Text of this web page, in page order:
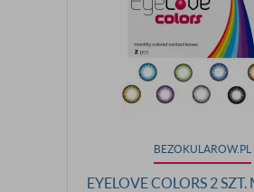
BEZOKULAROW.PL
EYELOVE COLORS 2